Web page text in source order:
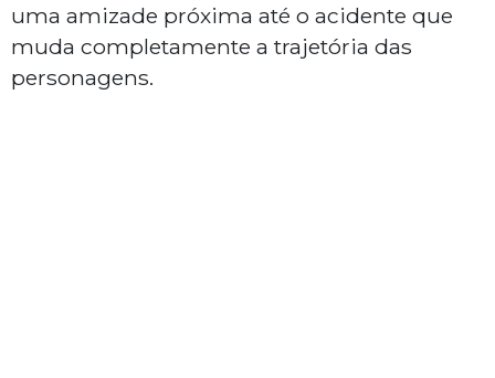
uma amizade próxima até o acidente que
muda completamente a trajetória das
personagens.